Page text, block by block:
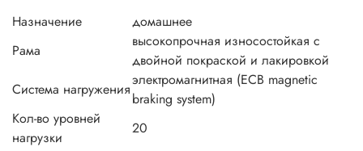
Назначение
домашнее
Рама
высокопрочная износостойкая с
двойной покраской и лакировкой
Система нагружения
электромагнитная (ECB magnetic
braking system)
Кол-во уровней
нагрузки
20